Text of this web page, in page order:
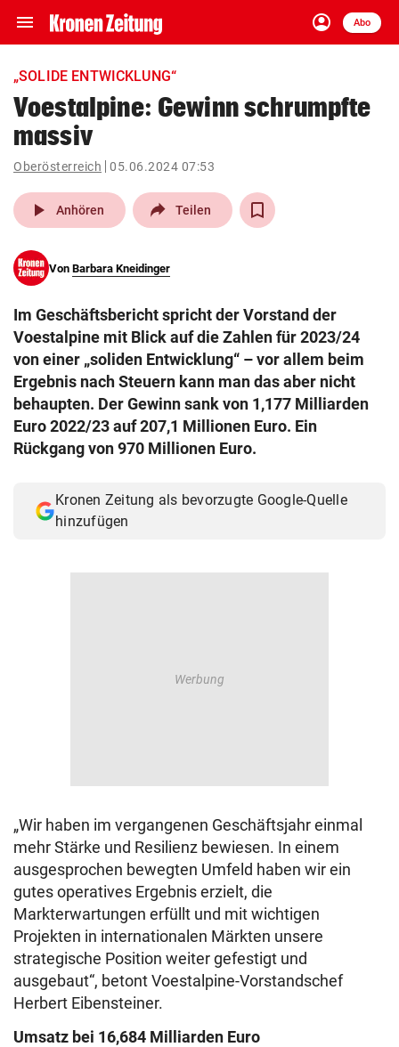
menu Navigation
ein-/ausklappen
account_circle
Anmelden
Abo
close Schließen
account_circle Anmelden
pin_drop
Wien arrow_right
search
eingeben
© Krone Multimedia GmbH & Co KG 2026
Muthgasse 2, 1190 Wien
„SOLIDE ENTWICKLUNG“
Voestalpine: Gewinn schrumpfte
massiv
Oberösterreich 05.06.2024 07:53
play_arrow Anhören Teilen
Von Barbara Kneidinger
Im Geschäftsbericht spricht der Vorstand der
Voestalpine mit Blick auf die Zahlen für 2023/24
von einer „soliden Entwicklung“ – vor allem beim
Ergebnis nach Steuern kann man das aber nicht
behaupten. Der Gewinn sank von 1,177 Milliarden
Euro 2022/23 auf 207,1 Millionen Euro. Ein
Rückgang von 970 Millionen Euro.
Kronen Zeitung als bevorzugte Google-Quelle
hinzufügen
„Wir haben im vergangenen Geschäftsjahr einmal
mehr Stärke und Resilienz bewiesen. In einem
ausgesprochen bewegten Umfeld haben wir ein
gutes operatives Ergebnis erzielt, die
Markterwartungen erfüllt und mit wichtigen
Projekten in internationalen Märkten unsere
strategische Position weiter gefestigt und
ausgebaut“, betont Voestalpine-Vorstandschef
Herbert Eibensteiner.
Umsatz bei 16,684 Milliarden Euro